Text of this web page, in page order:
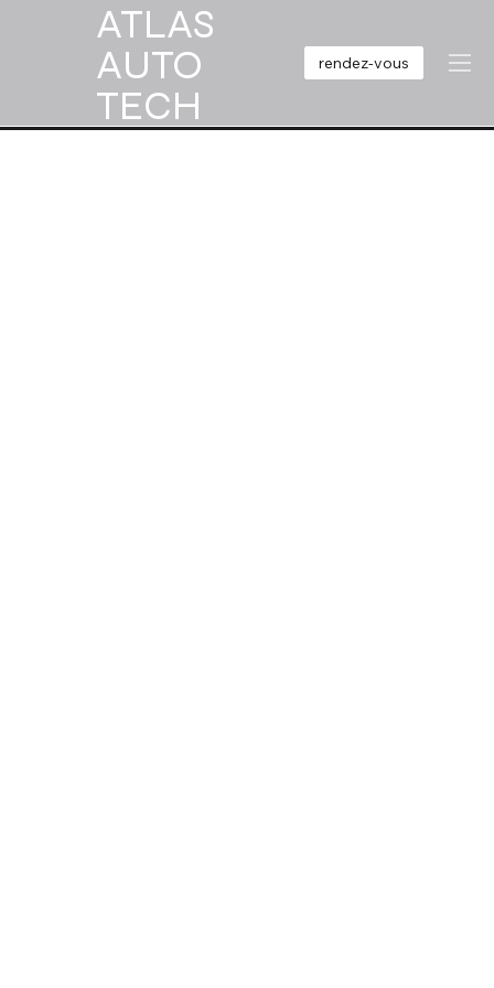
ATLAS
AUTO
TECH
rendez-vous